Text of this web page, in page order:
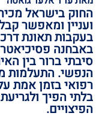
החוק בישראל
ועניין ומאפשר
בעקבות תאונת
באבחנה
סיבתי ברור בין
הנפשי. התעלמות
רפואי בזמן אמת
בלתי הפיך
הפיצויים.